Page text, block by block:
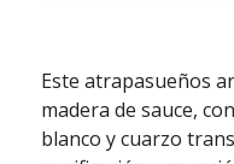
Este atrapasueños
madera de sauce,
blanco y cuarzo